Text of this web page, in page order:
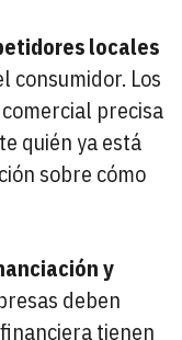
locales
consumidor. Los
precisa
quién ya está
sobre cómo
y
deben
tienen